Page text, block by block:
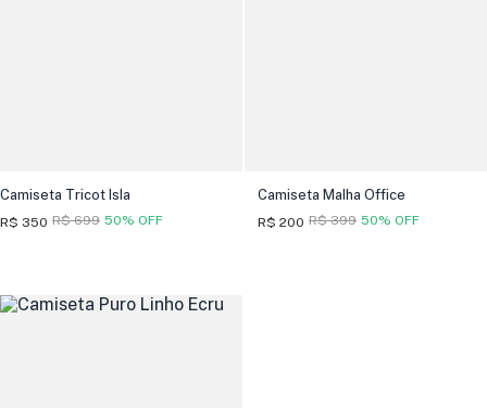
Camiseta Tricot Isla
R$ 350 50% OFF
R$ 699
Camiseta Malha Office
R$ 200 50% OFF
R$ 399